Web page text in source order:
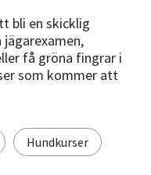
bli en skicklig
få gröna fingrar i
som kommer att
Hundkurser